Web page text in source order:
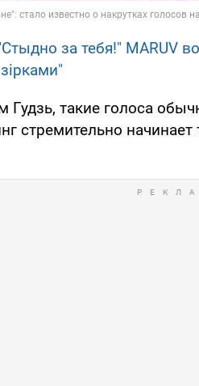
за тебя!" MARUV
Гудзь, такие голоса
стремительно